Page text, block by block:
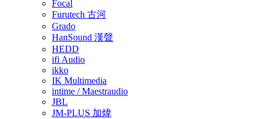
Focal
Furutech 古河
Grado
HanSound 漢聲
HEDD
ifi Audio
ikko
IK Multimedia
intime / Maestraudio
JBL
JM-PLUS 加煒